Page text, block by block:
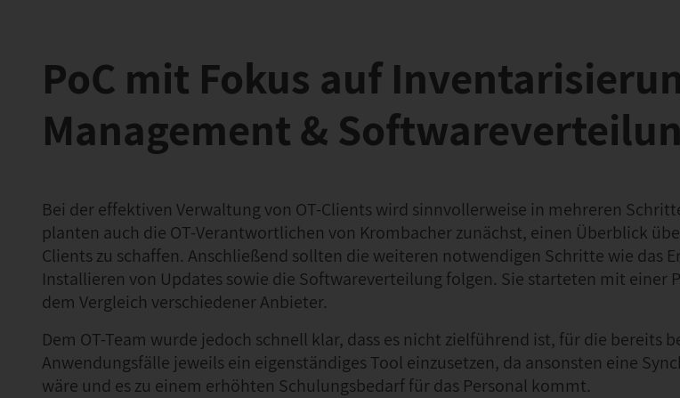
PoC mit Fokus auf
Management &
Bei der effektiven Verwaltung von OT-Clients wird sinnvollerweise in mehreren
planten auch die OT-Verantwortlichen von Krombacher zunächst, einen Überblick
Clients zu schaffen. Anschließend sollten die weiteren notwendigen Schritte wie das
Installieren von Updates sowie die Softwareverteilung folgen. Sie starteten mit einer
dem Vergleich verschiedener Anbieter.
Dem OT-Team wurde jedoch schnell klar, dass es nicht zielführend ist, für die bereits
Anwendungsfälle jeweils ein eigenständiges Tool einzusetzen, da ansonsten eine
wäre und es zu einem erhöhten Schulungsbedarf für das Personal kommt.